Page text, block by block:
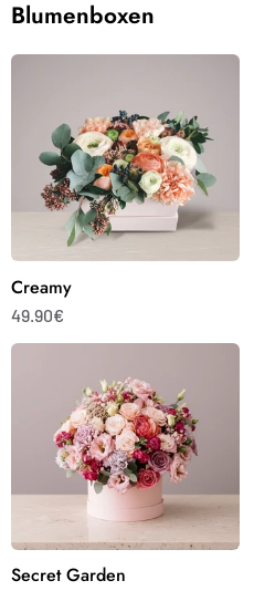
Blumenboxen
Creamy
Creamy
49.90€
Secret
Secret Garden